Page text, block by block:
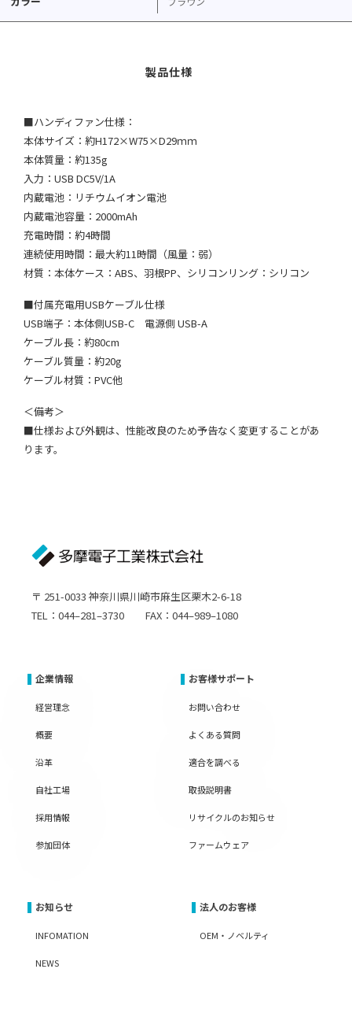
■ハンディファン仕様：
本体サイズ：約H172×W75×D29ｍｍ
本体質量：約135g
入力：USB DC5V/1A
内蔵電池：リチウムイオン電池
内蔵電池容量：2000mAh
充電時間：約4時間
連続使用時間：最大約11時間（風量：弱）
材質：本体ケース：ABS、羽根PP、シリコンリング：シリコン
■付属充電用USBケーブル仕様
USB端子：本体側USB-C 電源側 USB-A
ケーブル長：約80cm
ケーブル質量：約20g
ケーブル材質：PVC他
＜備考＞
■仕様および外観は、性能改良のため予告なく変更することがあ
ります。
〒 251-0033 神奈川県川崎市麻生区栗木2-6-18
TEL：044–281–3730 FAX：044–989–1080
企業情報
経営理念
概要
沿革
自社工場
採用情報
参加団体
お客様サポート
お問い合わせ
よくある質問
適合を調べる
取扱説明書
リサイクルのお知らせ
ファームウェア
お知らせ
INFOMATION
NEWS
法人のお客様
OEM・ノベルティ